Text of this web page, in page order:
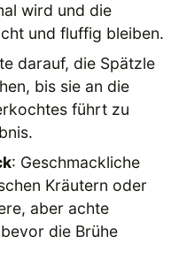
wird und die
und fluffig bleiben.
darauf, die Spätzle
bis sie an die
führt zu
: Geschmackliche
Kräutern oder
aber achte
die Brühe